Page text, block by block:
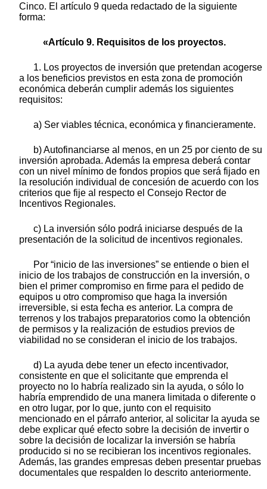
Cinco. El artículo 9 queda redactado de la siguiente
forma:
«Artículo 9. Requisitos de los proyectos.
1. Los proyectos de inversión que pretendan acogerse
a los beneficios previstos en esta zona de promoción
económica deberán cumplir además los siguientes
requisitos:
a) Ser viables técnica, económica y financieramente.
b) Autofinanciarse al menos, en un 25 por ciento de su
inversión aprobada. Además la empresa deberá contar
con un nivel mínimo de fondos propios que será fijado en
la resolución individual de concesión de acuerdo con los
criterios que fije al respecto el Consejo Rector de
Incentivos Regionales.
c) La inversión sólo podrá iniciarse después de la
presentación de la solicitud de incentivos regionales.
Por “inicio de las inversiones” se entiende o bien el
inicio de los trabajos de construcción en la inversión, o
bien el primer compromiso en firme para el pedido de
equipos u otro compromiso que haga la inversión
irreversible, si esta fecha es anterior. La compra de
terrenos y los trabajos preparatorios como la obtención
de permisos y la realización de estudios previos de
viabilidad no se consideran el inicio de los trabajos.
d) La ayuda debe tener un efecto incentivador,
consistente en que el solicitante que emprenda el
proyecto no lo habría realizado sin la ayuda, o sólo lo
habría emprendido de una manera limitada o diferente o
en otro lugar, por lo que, junto con el requisito
mencionado en el párrafo anterior, al solicitar la ayuda se
debe explicar qué efecto sobre la decisión de invertir o
sobre la decisión de localizar la inversión se habría
producido si no se recibieran los incentivos regionales.
Además, las grandes empresas deben presentar pruebas
documentales que respalden lo descrito anteriormente.